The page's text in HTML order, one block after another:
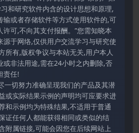
和研究软件内含的设计思想和原理,
输或者存储软件等方式使用软件的,可
许可,不向其支付报酬。”您需知晓本
源于网络,仅供用户交流学习与研究使
所有,版权争议与本站无关,用户本人
或非法用途,需在24小时之内删除,否
责任!
一切努力准确呈现我们的产品及其潜
或实际结果示例的声明均可应要求进
和示例均为特殊结果,不适用于普通
证任何人都能获得相同或类似的结
附属链接,可能会因您在后续网站上